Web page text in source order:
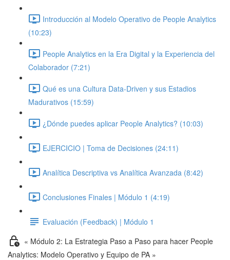
Introducción al Modelo Operativo de People Analytics
(10:23)
People Analytics en la Era Digital y la Experiencia del
Colaborador (7:21)
Qué es una Cultura Data-Driven y sus Estadios
Madurativos (15:59)
¿Dónde puedes aplicar People Analytics? (10:03)
EJERCICIO | Toma de Decisiones (24:11)
Analítica Descriptiva vs Analítica Avanzada (8:42)
Conclusiones Finales | Módulo 1 (4:19)
Evaluación (Feedback) | Módulo 1
« Módulo 2: La Estrategia Paso a Paso para hacer People
Analytics: Modelo Operativo y Equipo de PA »